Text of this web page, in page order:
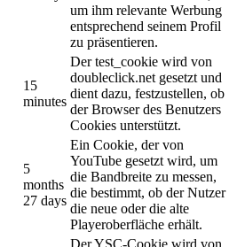
um ihm relevante Werbung
entsprechend seinem Profil
zu präsentieren.
15
minutes
Der test_cookie wird von
doubleclick.net gesetzt und
dient dazu, festzustellen, ob
der Browser des Benutzers
Cookies unterstützt.
5
months
27 days
Ein Cookie, der von
YouTube gesetzt wird, um
die Bandbreite zu messen,
die bestimmt, ob der Nutzer
die neue oder die alte
Playeroberfläche erhält.
Der YSC-Cookie wird von